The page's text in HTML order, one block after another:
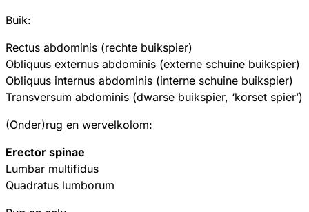
Buik:
Rectus abdominis (rechte buikspier)
Obliquus externus abdominis (externe schuine buikspier)
Obliquus internus abdominis (interne schuine buikspier)
Transversum abdominis (dwarse buikspier, ‘korset spier’)
(Onder)rug en wervelkolom:
Erector spinae
Lumbar multifidus
Quadratus lumborum